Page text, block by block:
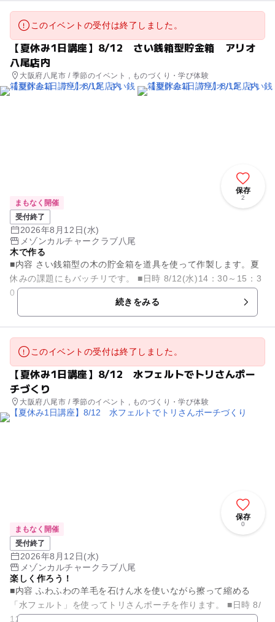
このイベントの受付は終了しました。
【夏休み1日講座】8/12 さい銭箱型貯金箱 アリオ
八尾店内
大阪府八尾市 / 季節のイベント , ものづくり・学び体験
保存
2
まもなく開催
受付終了
2026年8月12日(水)
メゾンカルチャークラブ八尾
木で作る
■内容 さい銭箱型の木の貯金箱を道具を使って作製します。夏
休みの課題にもバッチリです。 ■日時 8/12(水)14：30～15：3
0 ■お持物 汚れてもいい服装、持ち帰り用の袋...
続きをみる
このイベントの受付は終了しました。
【夏休み1日講座】8/12 水フェルトでトリさんポー
チづくり
大阪府八尾市 / 季節のイベント , ものづくり・学び体験
保存
0
まもなく開催
受付終了
2026年8月12日(水)
メゾンカルチャークラブ八尾
楽しく作ろう！
■内容 ふわふわの羊毛を石けん水を使いながら擦って縮める
「水フェルト」を使ってトリさんポーチを作ります。 ■日時 8/